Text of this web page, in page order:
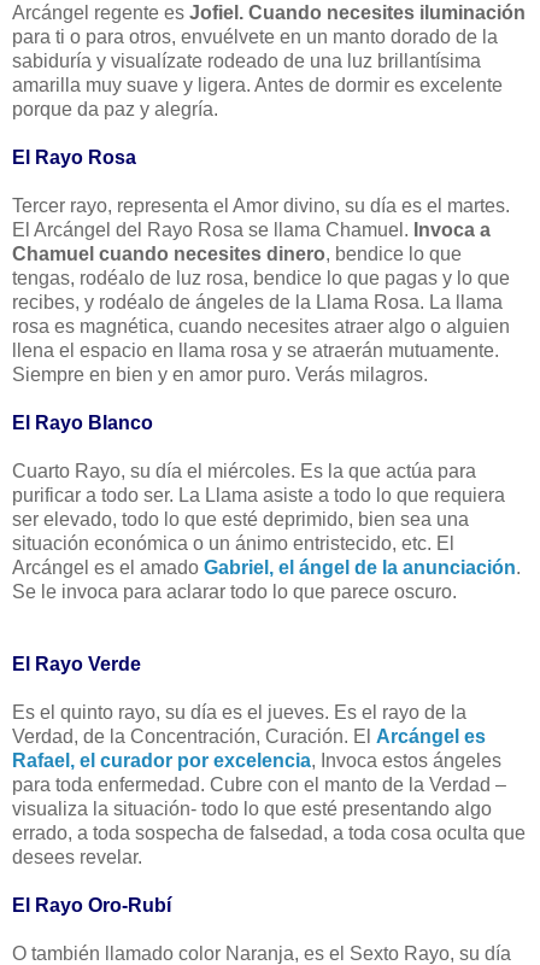
Arcángel regente es Jofiel. Cuando necesites iluminación
para ti o para otros, envuélvete en un manto dorado de la
sabiduría y visualízate rodeado de una luz brillantísima
amarilla muy suave y ligera. Antes de dormir es excelente
porque da paz y alegría.
El Rayo Rosa
Tercer rayo, representa el Amor divino, su día es el martes.
El Arcángel del Rayo Rosa se llama Chamuel. Invoca a
Chamuel cuando necesites dinero, bendice lo que
tengas, rodéalo de luz rosa, bendice lo que pagas y lo que
recibes, y rodéalo de ángeles de la Llama Rosa. La llama
rosa es magnética, cuando necesites atraer algo o alguien
llena el espacio en llama rosa y se atraerán mutuamente.
Siempre en bien y en amor puro. Verás milagros.
El Rayo Blanco
Cuarto Rayo, su día el miércoles. Es la que actúa para
purificar a todo ser. La Llama asiste a todo lo que requiera
ser elevado, todo lo que esté deprimido, bien sea una
situación económica o un ánimo entristecido, etc. El
Arcángel es el amado Gabriel, el ángel de la anunciación.
Se le invoca para aclarar todo lo que parece oscuro.
El Rayo Verde
Es el quinto rayo, su día es el jueves. Es el rayo de la
Verdad, de la Concentración, Curación. El Arcángel es
Rafael, el curador por excelencia, Invoca estos ángeles
para toda enfermedad. Cubre con el manto de la Verdad –
visualiza la situación- todo lo que esté presentando algo
errado, a toda sospecha de falsedad, a toda cosa oculta que
desees revelar.
El Rayo Oro-Rubí
O también llamado color Naranja, es el Sexto Rayo, su día